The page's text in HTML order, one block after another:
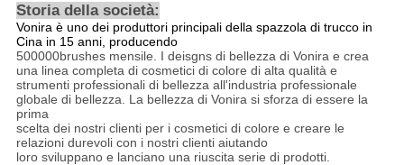
Storia della società:
Vonira è uno dei produttori principali della spazzola di trucco in
Cina in 15 anni, producendo
500000brushes mensile. I deisgns di bellezza di Vonira e crea
una linea completa di cosmetici di colore di alta qualità e
strumenti professionali di bellezza all'industria professionale
globale di bellezza. La bellezza di Vonira si sforza di essere la
prima
scelta dei nostri clienti per i cosmetici di colore e creare le
relazioni durevoli con i nostri clienti aiutando
loro sviluppano e lanciano una riuscita serie di prodotti.